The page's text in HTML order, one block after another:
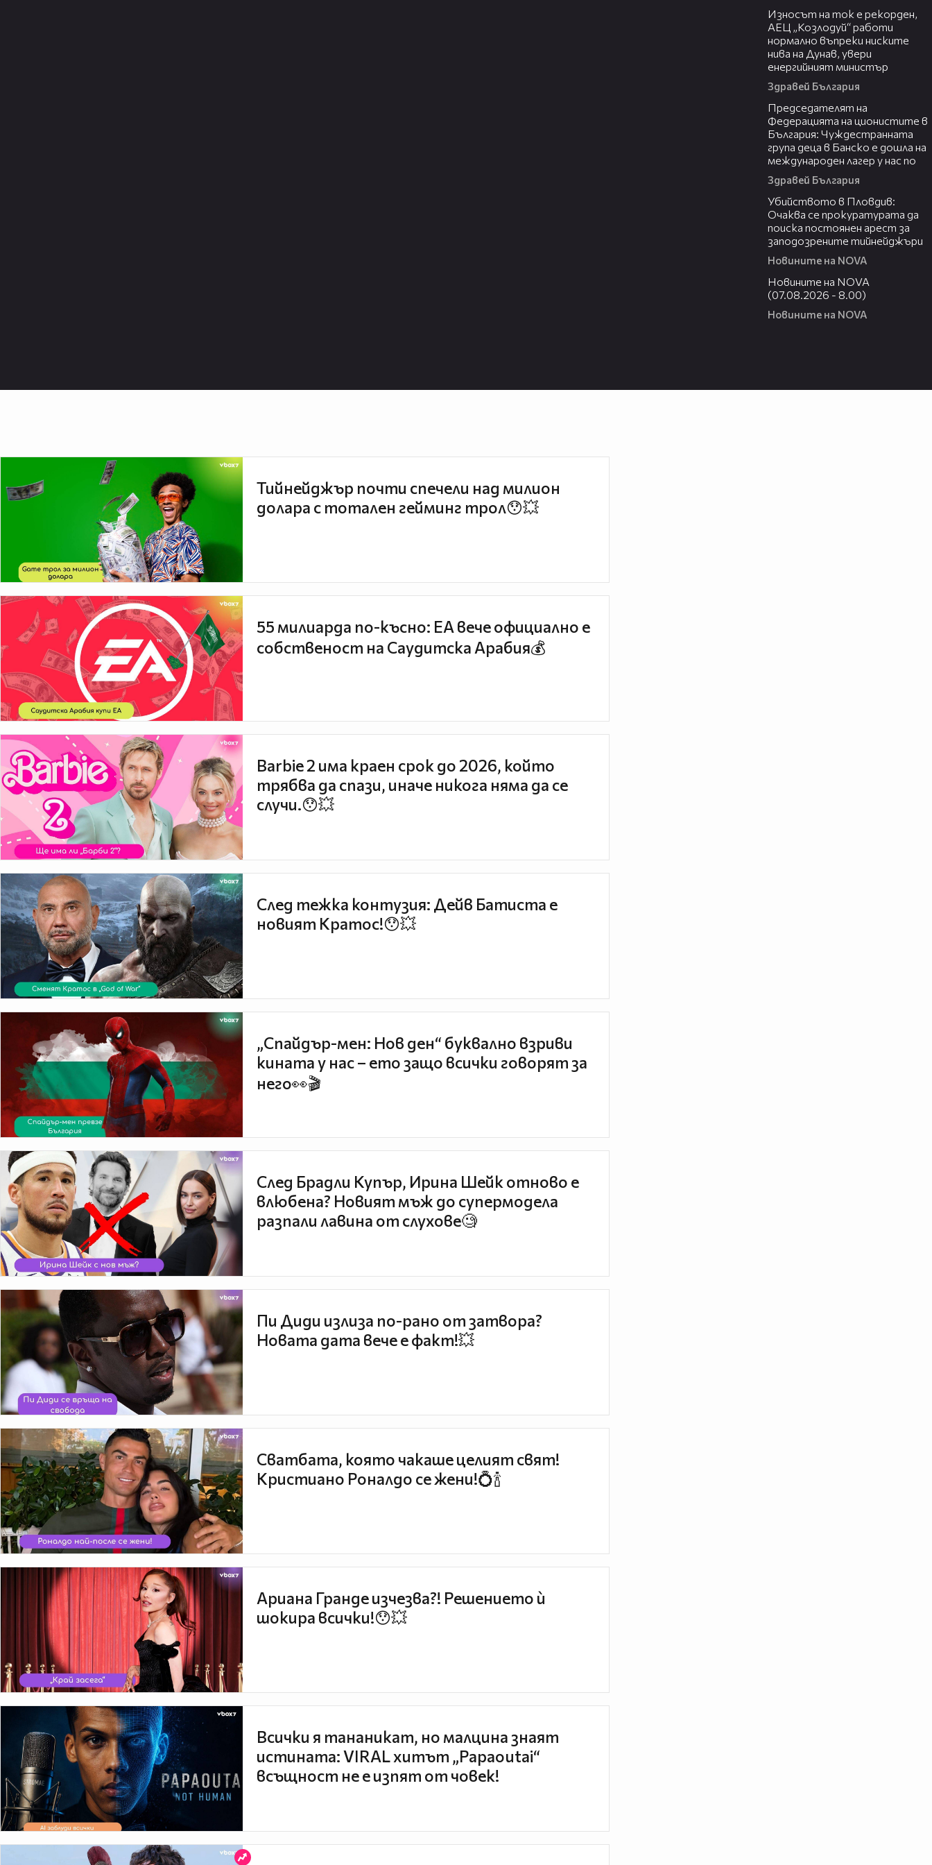
Износът на ток е рекорден,
АЕЦ „Козлодуй“ работи
нормално въпреки ниските
нива на Дунав, увери
енергийният министър
Здравей България
Председателят на
Федерацията на ционистите в
България: Чуждестранната
група деца в Банско е дошла на
международен лагер у нас по
Здравей България
Убийството в Пловдив:
Очаква се прокуратурата да
поиска постоянен арест за
заподозрените тийнейджъри
Новините на NOVA
Новините на NOVA
(07.08.2026 - 8.00)
Новините на NOVA
Тийнейджър почти спечели над милион
долара с тотален гейминг трол😯💥
55 милиарда по-късно: EA вече официално е
собственост на Саудитска Арабия💰
Barbie 2 има краен срок до 2026, който
трябва да спази, иначе никога няма да се
случи.😯💥
След тежка контузия: Дейв Батиста е
новият Кратос!😯💥
„Спайдър-мен: Нов ден“ буквално взриви
кината у нас – ето защо всички говорят за
него👀🎬
След Брадли Купър, Ирина Шейк отново е
влюбена? Новият мъж до супермодела
разпали лавина от слухове🧐
Пи Диди излиза по-рано от затвора?
Новата дата вече е факт!💥
Сватбата, която чакаше целият свят!
Кристиано Роналдо се жени!💍🍾
Ариана Гранде изчезва?! Решението ѝ
шокира всички!😯💥
Всички я тананикат, но малцина знаят
истината: VIRAL хитът „Papaoutai“
всъщност не е изпят от човек!